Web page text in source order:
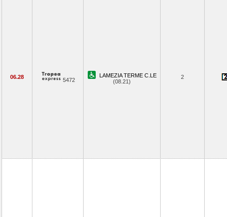
06.28 5472
LAMEZIA TERME C.LE
(08.21)
2